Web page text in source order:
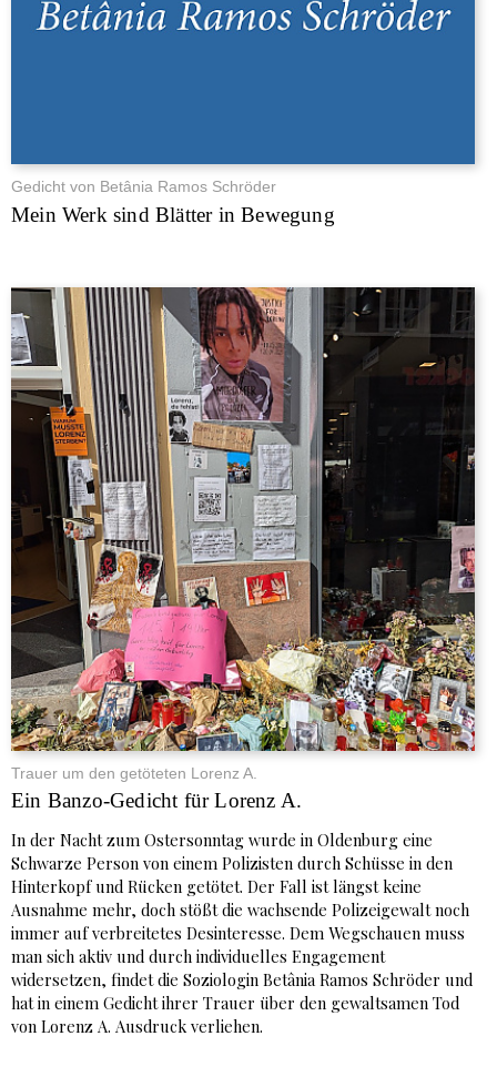
Gedicht von Betânia Ramos Schröder
Mein Werk sind Blätter in Bewegung
Trauer um den getöteten Lorenz A.
Ein Banzo-Gedicht für Lorenz A.
In der Nacht zum Ostersonntag wurde in Oldenburg eine
Schwarze Person von einem Polizisten durch Schüsse in den
Hinterkopf und Rücken getötet. Der Fall ist längst keine
Ausnahme mehr, doch stößt die wachsende Polizeigewalt noch
immer auf verbreitetes Desinteresse. Dem Wegschauen muss
man sich aktiv und durch individuelles Engagement
widersetzen, findet die Soziologin Betânia Ramos Schröder und
hat in einem Gedicht ihrer Trauer über den gewaltsamen Tod
von Lorenz A. Ausdruck verliehen.